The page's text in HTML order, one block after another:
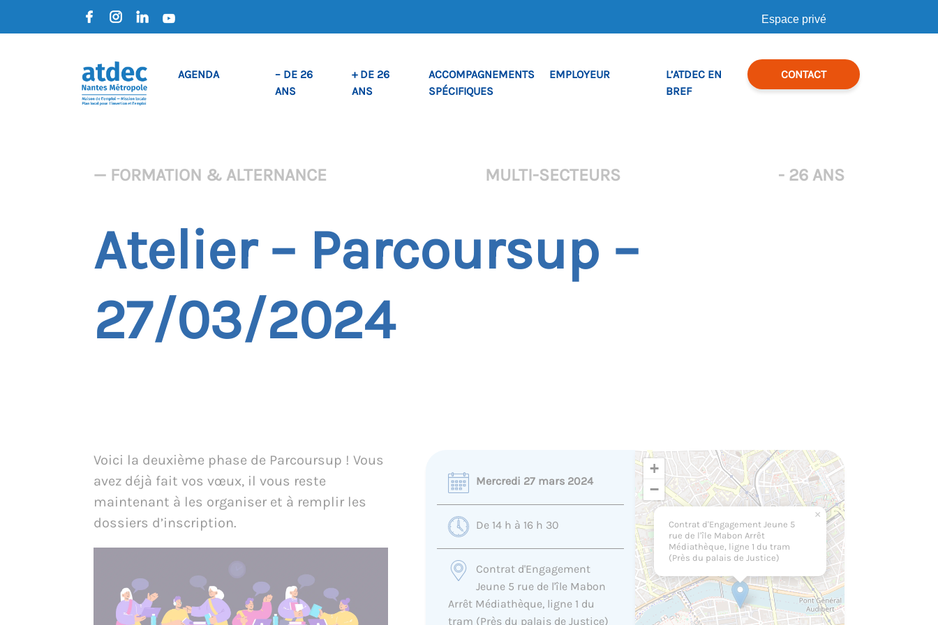
Espace privé
AGENDA
– DE 26
ANS
+ DE 26
ANS
ACCOMPAGNEMENTS
SPÉCIFIQUES
EMPLOYEUR
L’ATDEC EN
BREF
CONTACT
— FORMATION & ALTERNANCE MULTI-SECTEURS - 26 ANS
Atelier – Parcoursup –
27/03/2024
Voici la deuxième phase de Parcoursup ! Vous
avez déjà fait vos vœux, il vous reste
maintenant à les organiser et à remplir les
dossiers d’inscription.
Mercredi 27 mars 2024
De 14 h à 16 h 30
Contrat d'Engagement
Jeune 5 rue de l'île Mabon
Arrêt Médiathèque, ligne 1 du
tram (Près du palais de Justice)
Contrat d'Engagement Jeune 5
rue de l'île Mabon Arrêt
Médiathèque, ligne 1 du tram
(Près du palais de Justice)
×
+
−